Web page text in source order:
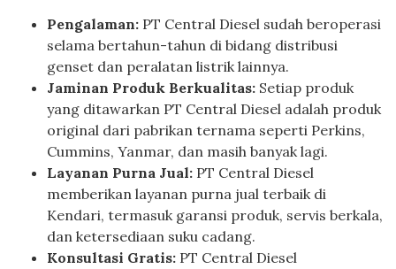
Pengalaman: PT Central Diesel sudah beroperasi
selama bertahun-tahun di bidang distribusi
genset dan peralatan listrik lainnya.
Jaminan Produk Berkualitas: Setiap produk
yang ditawarkan PT Central Diesel adalah produk
original dari pabrikan ternama seperti Perkins,
Cummins, Yanmar, dan masih banyak lagi.
Layanan Purna Jual: PT Central Diesel
memberikan layanan purna jual terbaik di
Kendari, termasuk garansi produk, servis berkala,
dan ketersediaan suku cadang.
Konsultasi Gratis: PT Central Diesel